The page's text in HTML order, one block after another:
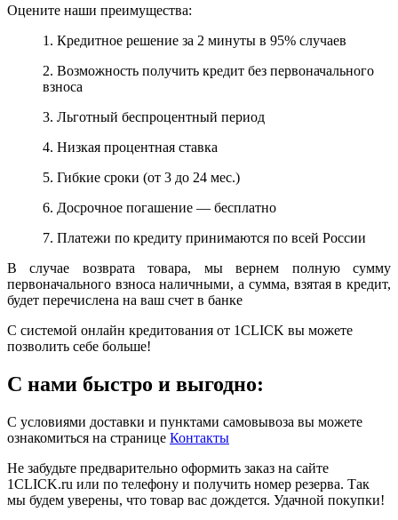
Оцените наши преимущества:
1. Кредитное решение за 2 минуты в 95% случаев
2. Возможность получить кредит без первоначального
взноса
3. Льготный беспроцентный период
4. Низкая процентная ставка
5. Гибкие сроки (от 3 до 24 мес.)
6. Досрочное погашение — бесплатно
7. Платежи по кредиту принимаются по всей России
В случае возврата товара, мы вернем полную сумму
первоначального взноса наличными, а сумма, взятая в кредит,
будет перечислена на ваш счет в банке
С системой онлайн кредитования от 1CLICK вы можете
позволить себе больше!
С нами быстро и выгодно:
С условиями доставки и пунктами самовывоза вы можете
ознакомиться на странице Контакты
Не забудьте предварительно оформить заказ на сайте
1CLICK.ru или по телефону и получить номер резерва. Так
мы будем уверены, что товар вас дождется. Удачной покупки!